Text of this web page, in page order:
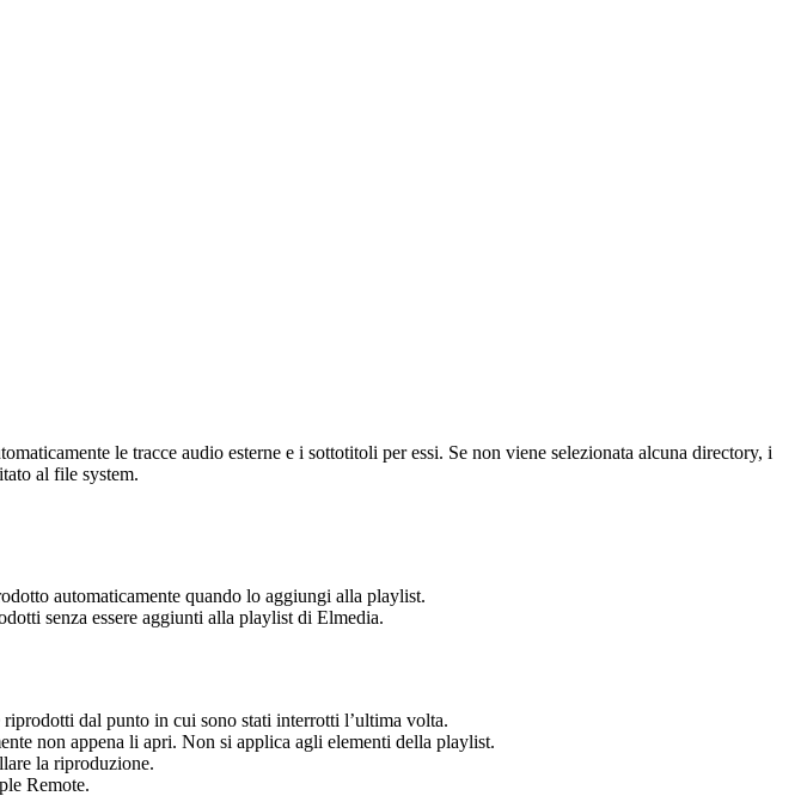
le tracce audio esterne e i sottotitoli per essi. Se non viene selezionata alcuna directory, i
al file system.
automaticamente quando lo aggiungi alla playlist.
senza essere aggiunti alla playlist di Elmedia.
dal punto in cui sono stati interrotti l’ultima volta.
non appena li apri. Non si applica agli elementi della playlist.
la riproduzione.
Remote.